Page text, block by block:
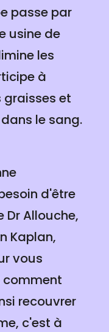
passe par
usine de
les
à
graisses et
le sang.
d'être
Dr Allouche,
Kaplan,
vous
comment
recouvrer
c'est à